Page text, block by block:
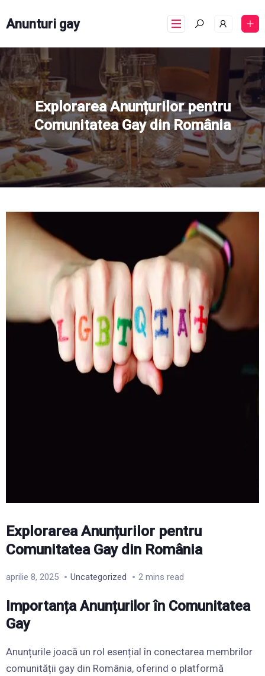
Anunturi gay
Explorarea Anunțurilor pentru
Comunitatea Gay din România
Explorarea Anunțurilor pentru
Comunitatea Gay din România
aprilie 8, 2025 Uncategorized 2 mins read
Importanța Anunțurilor în Comunitatea
Gay
Anunțurile joacă un rol esențial în conectarea membrilor
comunității gay din România, oferind o platformă